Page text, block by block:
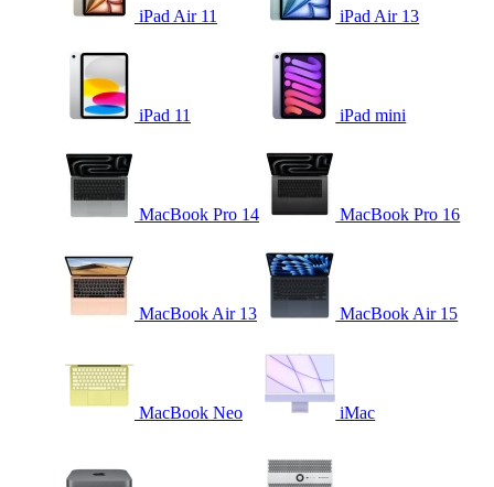
iPad Air 11 iPad Air 13
iPad 11 iPad mini
MacBook Pro 14 MacBook Pro 16
MacBook Air 13 MacBook Air 15
MacBook Neo iMac